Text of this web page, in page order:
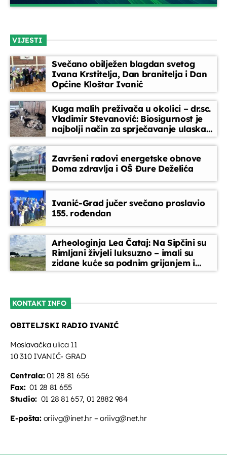
Blok dobre glazbe donosi lagane ritmove, domaće i strane
pjesme koje prate vaše svakodnevne trenutke
VIJESTI
Svečano obilježen blagdan svetog
Ivana Krstitelja, Dan branitelja i Dan
Općine Kloštar Ivanić
Kuga malih preživača u okolici – dr.sc.
Vladimir Stevanović: Biosigurnost je
najbolji način za sprječavanje ulaska
bolesti
Završeni radovi energetske obnove
Doma zdravlja i OŠ Đure Deželića
Ivanić-Grad jučer svečano proslavio
155. rođendan
Arheologinja Lea Čataj: Na Sipčini su
Rimljani živjeli luksuzno – imali su
zidane kuće sa podnim grijanjem i
oslikanim zidovima
KONTAKT INFO
OBITELJSKI RADIO IVANIĆ
Moslavačka ulica 11
10 310 IVANIĆ- GRAD
Centrala:01 28 81 656
Fax:01 28 81 655
Studio: 01 28 81 657, 01 2882 984
E-pošta:oriivg@inet.hr – oriivg@net.hr